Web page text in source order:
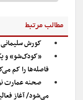
مطالب مرتبط
کورش سلیمانی
«کودک‌شو» و
فاصله‌ها را کم
صحنه عمارت
می‌شود/ آغاز